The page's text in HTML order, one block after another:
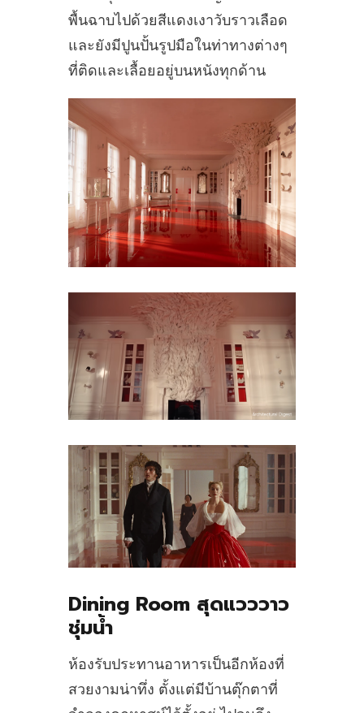
พื้นฉาบไปด้วยสีแดงเงาวับราวเลือด
และยังมีปูนปั้นรูปมือในท่าทางต่างๆ
ที่ติดและเลื้อยอยู่บนหนังทุกด้าน
Dining Room สุดแวววาว
ชุ่มน้ำ
ห้องรับประทานอาหารเป็นอีกห้องที่
สวยงามน่าทึ่ง ตั้งแต่มีบ้านตุ๊กตาที่